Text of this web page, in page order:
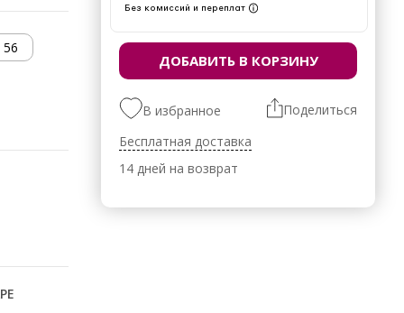
56
Без комиссий и переплат
ДОБАВИТЬ В КОРЗИНУ
В избранное
Поделиться
Бесплатная доставка
14 дней на возврат